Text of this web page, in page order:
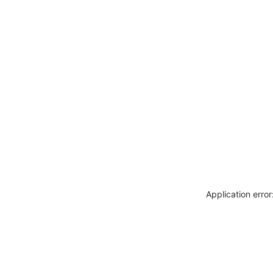
Application